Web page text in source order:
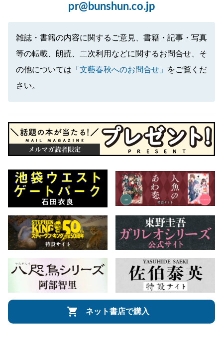
pr@bunshun.co.jp
雑誌・書籍の内容に関するご意見、書籍・記事・写真
等の転載、朗読、二次利用などに関するお問合せ、そ
の他については 「文藝春秋へのお問合せ」
をご覧くだ
さい。
ネット書店で購入